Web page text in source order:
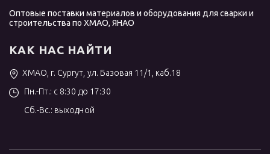
Оптовые поставки материалов и оборудования для сварки и
строительства по ХМАО, ЯНАО
КАК НАС НАЙТИ
ХМАО, г. Сургут, ул. Базовая 11/1, каб.18
Пн.-Пт.: с 8:30 до 17:30
Сб.-Вс.: выходной